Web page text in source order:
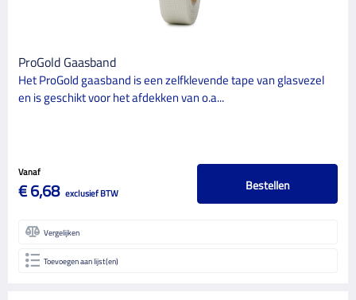
ProGold Gaasband
Het ProGold gaasband is een zelfklevende tape van glasvezel
en is geschikt voor het afdekken van o.a...
Vanaf
€ 6,68 exclusief BTW Bestellen
Vergelijken
Toevoegen aan lijst(en)